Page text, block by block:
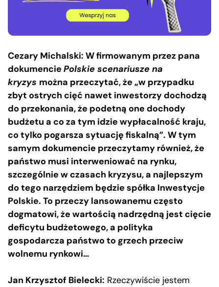
Cezary Michalski: W firmowanym przez pana
dokumencie Polskie scenariusze na
kryzys można przeczytać, że „w przypadku
zbyt ostrych cięć nawet inwestorzy dochodzą
do przekonania, że podetną one dochody
budżetu a co za tym idzie wypłacalność kraju,
co tylko pogarsza sytuację fiskalną”. W tym
samym dokumencie przeczytamy również, że
państwo musi interweniować na rynku,
szczególnie w czasach kryzysu, a najlepszym
do tego narzędziem będzie spółka Inwestycje
Polskie. To przeczy lansowanemu często
dogmatowi, że wartością nadrzędną jest cięcie
deficytu budżetowego, a polityka
gospodarcza państwo to grzech przeciw
wolnemu rynkowi…
Jan Krzysztof Bielecki: Rzeczywiście jestem